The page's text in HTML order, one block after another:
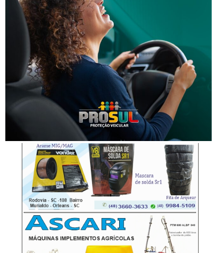
Segurança
Homem que beijou criança de 11 anos à força agora
terá de indenizar vítima e familiar
-Anúncio-